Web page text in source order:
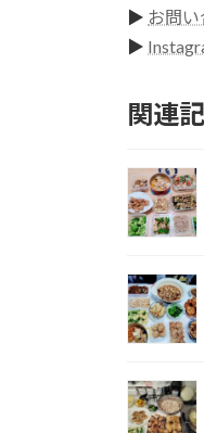
▶ お問い
▶
関連